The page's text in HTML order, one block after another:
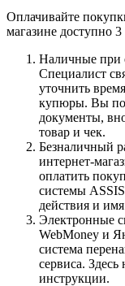
Оплачивайте
магазине доступно
Наличные при
Специалист
уточнить
купюры. Вы
документы,
товар и чек.
Безналичный
интернет-
оплатить
системы
действия и
Электронные
WebMoney и
система
сервиса.
инструкции.